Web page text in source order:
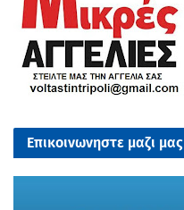
Επικοινωνηστε μαζι μας